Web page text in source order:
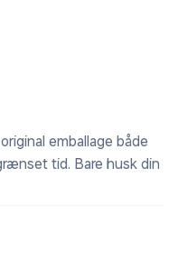
emballage både
tid. Bare husk din